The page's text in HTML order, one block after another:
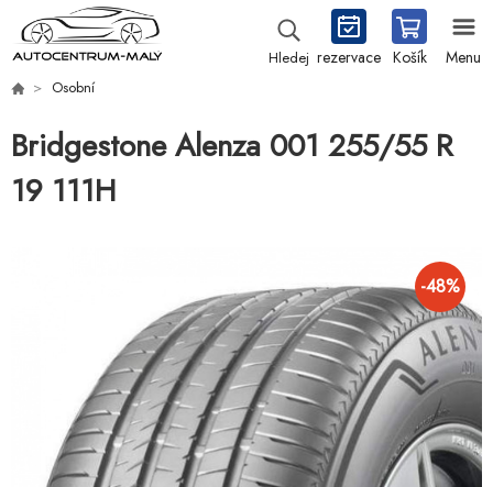
Hledej rezervace Košík Menu
Osobní
Bridgestone Alenza 001 255/55 R
19 111H
-48%